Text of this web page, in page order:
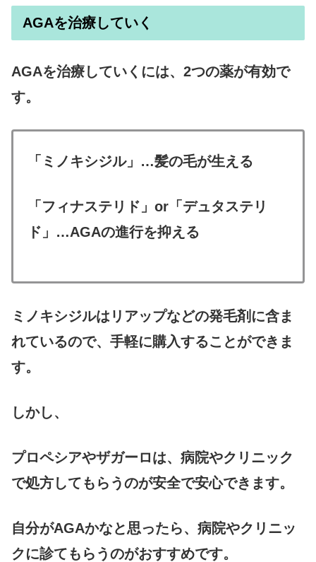
AGAを治療していく
AGAを治療していくには、2つの薬が有効で
す。
「ミノキシジル」…髪の毛が生える
「フィナステリド」or「デュタステリ
ド」…AGAの進行を抑える
ミノキシジルはリアップなどの発毛剤に含ま
れているので、手軽に購入することができま
す。
しかし、
プロペシアやザガーロは、病院やクリニック
で処方してもらうのが安全で安心できます。
自分がAGAかなと思ったら、病院やクリニッ
クに診てもらうのがおすすめです。